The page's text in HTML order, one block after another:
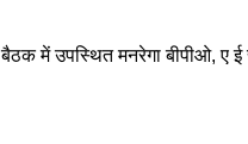
में उपस्थित मनरेगा बीपीओ,